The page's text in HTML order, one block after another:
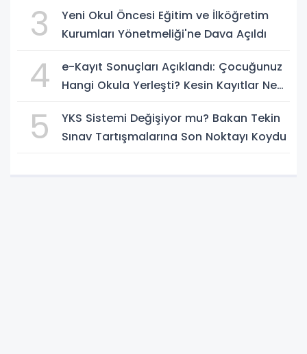
3
Yeni Okul Öncesi Eğitim ve İlköğretim
Kurumları Yönetmeliği'ne Dava Açıldı
4
e-Kayıt Sonuçları Açıklandı: Çocuğunuz
Hangi Okula Yerleşti? Kesin Kayıtlar Ne
5
YKS Sistemi Değişiyor mu? Bakan Tekin
Sınav Tartışmalarına Son Noktayı Koydu